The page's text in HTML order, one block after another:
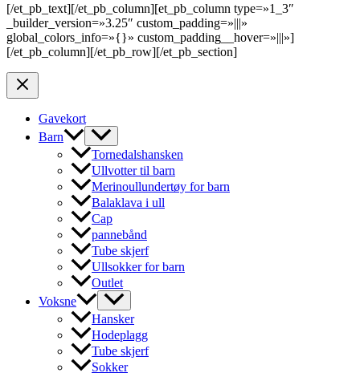
[/et_pb_text][/et_pb_column][et_pb_column type=»1_3″
_builder_version=»3.25″ custom_padding=»|||»
global_colors_info=»{}» custom_padding__hover=»|||»]
[/et_pb_column][/et_pb_row][/et_pb_section]
Gavekort
Barn
Tornedalshansken
Ullvotter til barn
Merinoullundertøy for barn
Balaklava i ull
Cap
pannebånd
Tube skjerf
Ullsokker for barn
Outlet
Voksne
Hansker
Hodeplagg
Tube skjerf
Sokker